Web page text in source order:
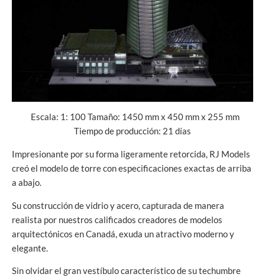
Escala: 1: 100 Tamaño: 1450 mm x 450 mm x 255 mm
Tiempo de producción: 21 días
Impresionante por su forma ligeramente retorcida, RJ Models
creó el modelo de torre con especificaciones exactas de arriba
a abajo.
Su construcción de vidrio y acero, capturada de manera
realista por nuestros calificados creadores de modelos
arquitectónicos en Canadá, exuda un atractivo moderno y
elegante.
Sin olvidar el gran vestíbulo característico de su techumbre